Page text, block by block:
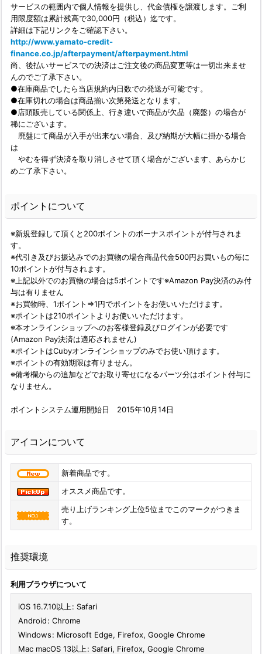
サービスの範囲内で個人情報を提供し、代金債権を譲渡します。ご利
用限度額は累計残高で30,000円（税込）迄です。
詳細は下記リンクをご確認下さい。
http://www.yamato-credit-
finance.co.jp/afterpayment/afterpayment.html
尚、後払いサービスでの決済はご注文後の商品変更等は一切出来ませ
んのでご了承下さい。
●在庫商品でしたら当店規約内日数での発送が可能です。
●在庫切れの場合は商品揃い次第発送となります。
●店頭販売している関係上、行き違いで商品が欠品（廃盤）の場合が
稀にございます。
廃盤にて商品が入手が出来ない場合、及び納期が大幅に掛かる場合
は
やむを得ず決済を取り消しさせて頂く場合がございます、あらかじ
めご了承下さい。
ポイントについて
※新規登録して頂くと200ポイントのボーナスポイントが付与されま
す。
※代引き及びお振込みでのお買物の場合商品代金500円お買いもの毎に
10ポイントが付与されます。
※上記以外でのお買物の場合は5ポイントです※Amazon Pay決済のみ付
与は有りません
※お買物時、1ポイント⇒1円でポイントをお使いいただけます。
※ポイントは210ポイントよりお使いいただけます。
※本オンラインショップへのお客様登録及びログインが必要です
(Amazon Pay決済は適応されません)
※ポイントはCubyオンラインショップのみでお使い頂けます。
※ポイントの有効期限は有りません。
※備考欄からの追加などでお取り寄せになるパーツ分はポイント付与に
なりません。
ポイントシステム運用開始日 2015年10月14日
アイコンについて
新着商品です。
オススメ商品です。
売り上げランキング上位5位までこのマークがつきま
す。
推奨環境
利用ブラウザについて
iOS 16.7.10以上: Safari
Android: Chrome
Windows: Microsoft Edge, Firefox, Google Chrome
Mac macOS 13以上: Safari, Firefox, Google Chrome